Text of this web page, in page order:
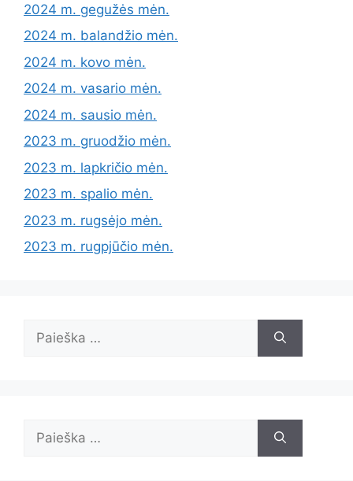
2024 m. gegužės mėn.
2024 m. balandžio mėn.
2024 m. kovo mėn.
2024 m. vasario mėn.
2024 m. sausio mėn.
2023 m. gruodžio mėn.
2023 m. lapkričio mėn.
2023 m. spalio mėn.
2023 m. rugsėjo mėn.
2023 m. rugpjūčio mėn.
Ieškoti:
Ieškoti: